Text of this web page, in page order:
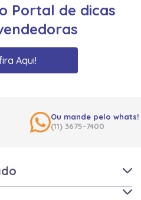
Portal de dicas
Aqui!
Ou mande pelo whats!
(11) 3675-7400